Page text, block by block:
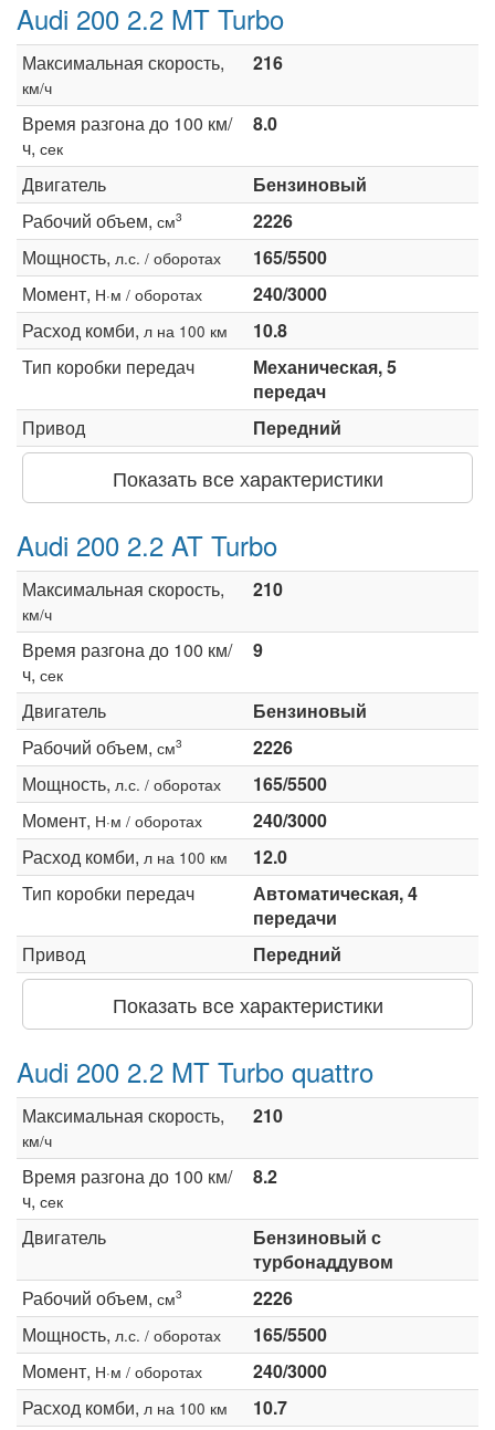
Audi 200 2.2 MT Turbo
Максимальная скорость,
км/ч
216
Время разгона до 100 км/
ч, сек
8.0
Двигатель
Бензиновый
Рабочий объем, см3
2226
Мощность, л.с. / оборотах
165/5500
Момент, Н·м / оборотах
240/3000
Расход комби, л на 100 км
10.8
Тип коробки передач
Механическая, 5
передач
Привод
Передний
Показать все характеристики
Audi 200 2.2 AT Turbo
Максимальная скорость,
км/ч
210
Время разгона до 100 км/
ч, сек
9
Двигатель
Бензиновый
Рабочий объем, см3
2226
Мощность, л.с. / оборотах
165/5500
Момент, Н·м / оборотах
240/3000
Расход комби, л на 100 км
12.0
Тип коробки передач
Автоматическая, 4
передачи
Привод
Передний
Показать все характеристики
Audi 200 2.2 MT Turbo quattro
Максимальная скорость,
км/ч
210
Время разгона до 100 км/
ч, сек
8.2
Двигатель
Бензиновый с
турбонаддувом
Рабочий объем, см3
2226
Мощность, л.с. / оборотах
165/5500
Момент, Н·м / оборотах
240/3000
Расход комби, л на 100 км 10.7